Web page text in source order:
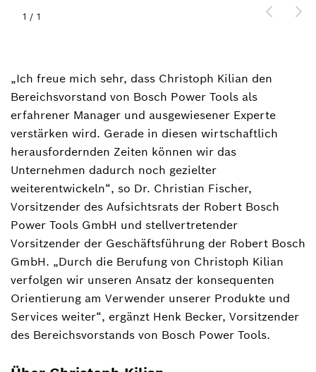
1 / 1
„Ich freue mich sehr, dass Christoph Kilian den
Bereichsvorstand von Bosch Power Tools als
erfahrener Manager und ausgewiesener Experte
verstärken wird. Gerade in diesen wirtschaftlich
herausfordernden Zeiten können wir das
Unternehmen dadurch noch gezielter
weiterentwickeln“, so Dr. Christian Fischer,
Vorsitzender des Aufsichtsrats der Robert Bosch
Power Tools GmbH und stellvertretender
Vorsitzender der Geschäftsführung der Robert Bosch
GmbH. „Durch die Berufung von Christoph Kilian
verfolgen wir unseren Ansatz der konsequenten
Orientierung am Verwender unserer Produkte und
Services weiter“, ergänzt Henk Becker, Vorsitzender
des Bereichsvorstands von Bosch Power Tools.